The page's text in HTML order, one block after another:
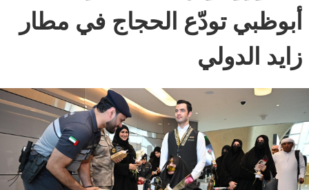
أبوظبي تودّع الحجاج في مطار
زايد الدولي